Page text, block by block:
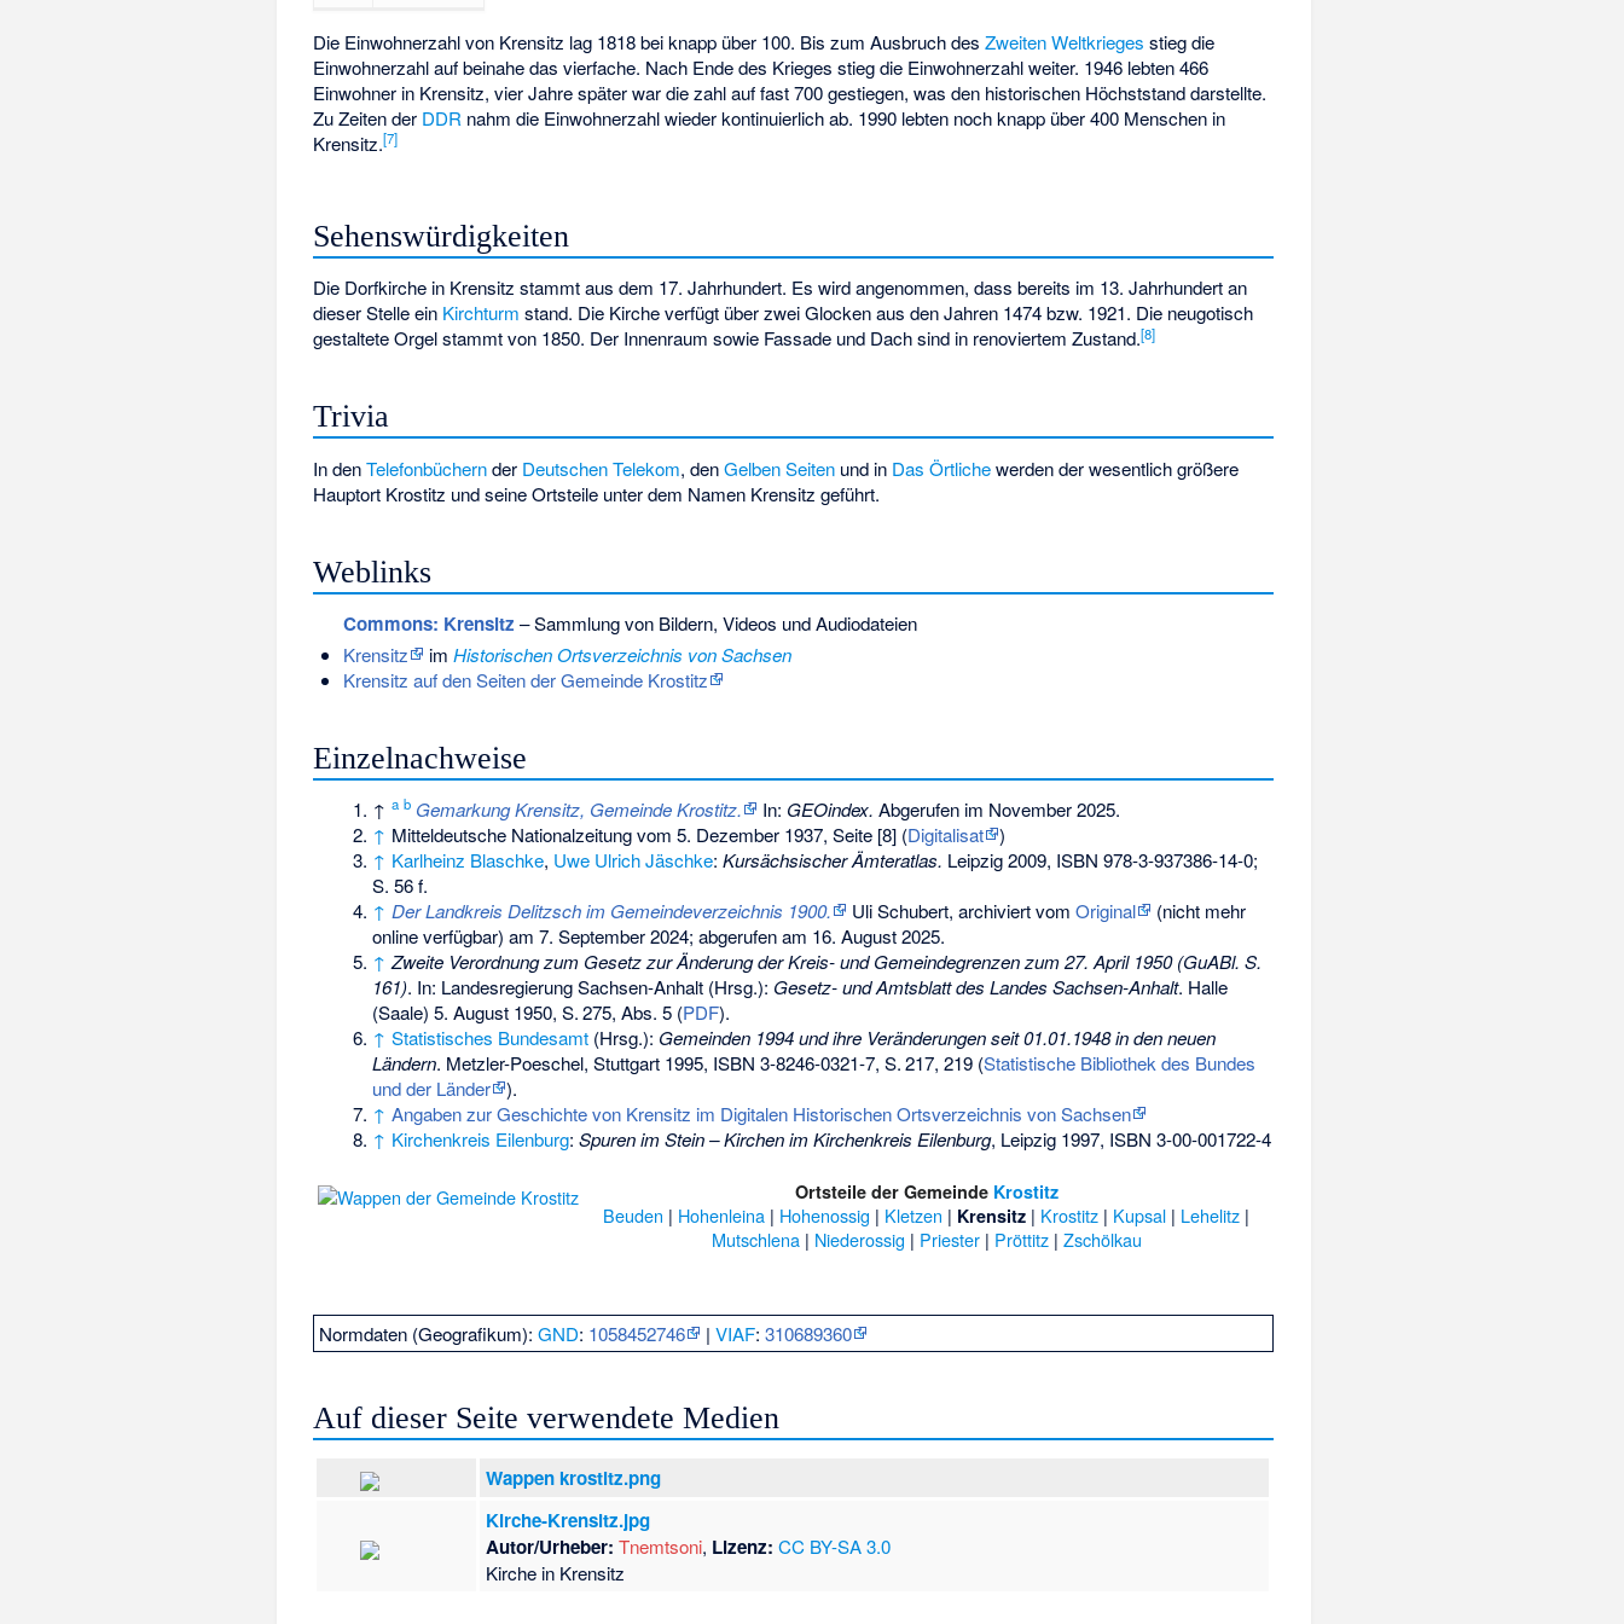
Die Einwohnerzahl von Krensitz lag 1818 bei knapp über 100. Bis zum Ausbruch desZweiten Weltkrieges stieg die
Einwohnerzahl auf beinahe das vierfache. Nach Ende des Krieges stieg die Einwohnerzahl weiter. 1946 lebten 466
Einwohner in Krensitz, vier Jahre später war die zahl auf fast 700 gestiegen, was den historischen Höchststand darstellte.
Zu Zeiten der DDR nahm die Einwohnerzahl wieder kontinuierlich ab. 1990 lebten noch knapp über 400 Menschen in
Krensitz.[7]
Sehenswürdigkeiten
Die Dorfkirche in Krensitz stammt aus dem 17. Jahrhundert. Es wird angenommen, dass bereits im 13. Jahrhundert an
dieser Stelle ein Kirchturm stand. Die Kirche verfügt über zwei Glocken aus den Jahren 1474 bzw. 1921. Die neugotisch
gestaltete Orgel stammt von 1850. Der Innenraum sowie Fassade und Dach sind in renoviertem Zustand.[8]
Trivia
In denTelefonbüchernder Deutschen Telekom, denGelben Seiten und in Das Örtlichewerden der wesentlich größere
Hauptort Krostitz und seine Ortsteile unter dem Namen Krensitz geführt.
Weblinks
Commons: Krensitz – Sammlung von Bildern, Videos und Audiodateien
Krensitz
im Historischen Ortsverzeichnis von Sachsen
Krensitz auf den Seiten der Gemeinde Krostitz
Einzelnachweise
↑ a b Gemarkung Krensitz, Gemeinde Krostitz. In: GEOindex. Abgerufen im November 2025.
↑ Mitteldeutsche Nationalzeitung vom 5. Dezember 1937, Seite [8] (Digitalisat
)
↑ Karlheinz Blaschke, Uwe Ulrich Jäschke: Kursächsischer Ämteratlas. Leipzig 2009, ISBN 978-3-937386-14-0;
S. 56 f.
↑ Der Landkreis Delitzsch im Gemeindeverzeichnis 1900. Uli Schubert, archiviert vom Original
(nicht mehr
online verfügbar) am 7. September 2024; abgerufen am 16. August 2025.
↑ Zweite Verordnung zum Gesetz zur Änderung der Kreis- und Gemeindegrenzen zum 27. April 1950 (GuABl. S.
161). In: Landesregierung Sachsen-Anhalt (Hrsg.): Gesetz- und Amtsblatt des Landes Sachsen-Anhalt. Halle
(Saale) 5. August 1950, S.275,Abs. 5 (PDF).
↑ Statistisches Bundesamt (Hrsg.): Gemeinden 1994 und ihre Veränderungen seit 01.01.1948 in den neuen
Ländern. Metzler-Poeschel, Stuttgart 1995, ISBN 3-8246-0321-7, S.217, 219 (Statistische Bibliothek des Bundes
und der Länder
).
↑ Angaben zur Geschichte von Krensitz im Digitalen Historischen Ortsverzeichnis von Sachsen
↑ Kirchenkreis Eilenburg: Spuren im Stein – Kirchen im Kirchenkreis Eilenburg, Leipzig 1997, ISBN 3-00-001722-4
Ortsteile der Gemeinde Krostitz
Beuden | Hohenleina | Hohenossig | Kletzen | Krensitz | Krostitz | Kupsal | Lehelitz |
Mutschlena| Niederossig | Priester| Pröttitz| Zschölkau
Normdaten (Geografikum):GND: 1058452746 |VIAF:310689360
Auf dieser Seite verwendete Medien
Wappen krostitz.png
Kirche-Krensitz.jpg
Autor/Urheber: Tnemtsoni, Lizenz: CC BY-SA 3.0
Kirche in Krensitz